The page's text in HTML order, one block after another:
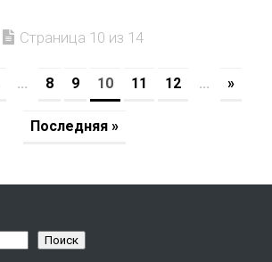
Страница 10 из 14
... 8 9 10 11 12 ... »
Последняя »
Поиск